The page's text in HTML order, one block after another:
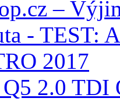
2.0 TDI